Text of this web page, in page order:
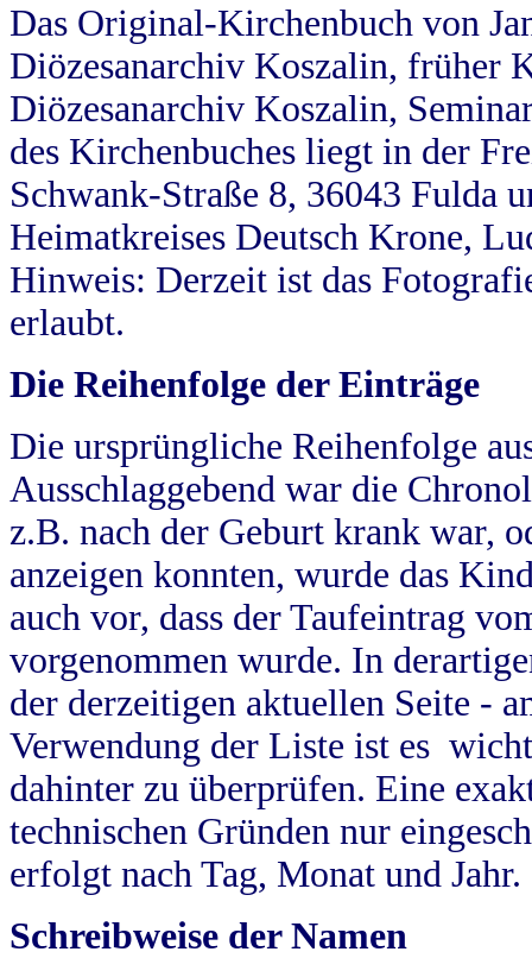
Das Original-Kirchenbuch von
Diözesanarchiv Koszalin, früher
Diözesanarchiv Koszalin,
des Kirchenbuches liegt in der
Schwank-Straße 8, 36043 Fulda
Heimatkreises Deutsch Krone,
Hinweis: Derzeit ist das
erlaubt.
Die Reihenfolge der Einträge
Die ursprüngliche Reihenfolge
Ausschlaggebend war die
z.B. nach der Geburt krank war,
anzeigen konnten, wurde das
auch vor, dass der Taufeintrag
vorgenommen wurde. In
der derzeitigen aktuellen Seite -
Verwendung der Liste ist es
dahinter zu überprüfen. Eine
technischen Gründen nur
erfolgt nach Tag, Monat und Jahr.
Schreibweise der Namen